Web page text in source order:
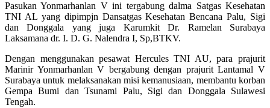
Pasukan Yonmarhanlan V ini tergabung dalma Satgas Kesehatan
TNI AL yang dipimpjn Dansatgas Kesehatan Bencana Palu, Sigi
dan Donggala yang juga Karumkit Dr. Ramelan Surabaya
Laksamana dr. I. D. G. Nalendra I, Sp,BTKV.
Dengan menggunakan pesawat Hercules TNI AU, para prajurit
Marinir Yonmarhanlan V bergabung dengan prajurit Lantamal V
Surabaya untuk melaksanakan misi kemanusiaan, membantu korban
Gempa Bumi dan Tsunami Palu, Sigi dan Donggala Sulawesi
Tengah.